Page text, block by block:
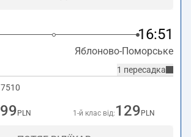
16:51
Яблоново-Поморське
1 пересадка
7510
99 PLN 1-й клас від: 129 PLN